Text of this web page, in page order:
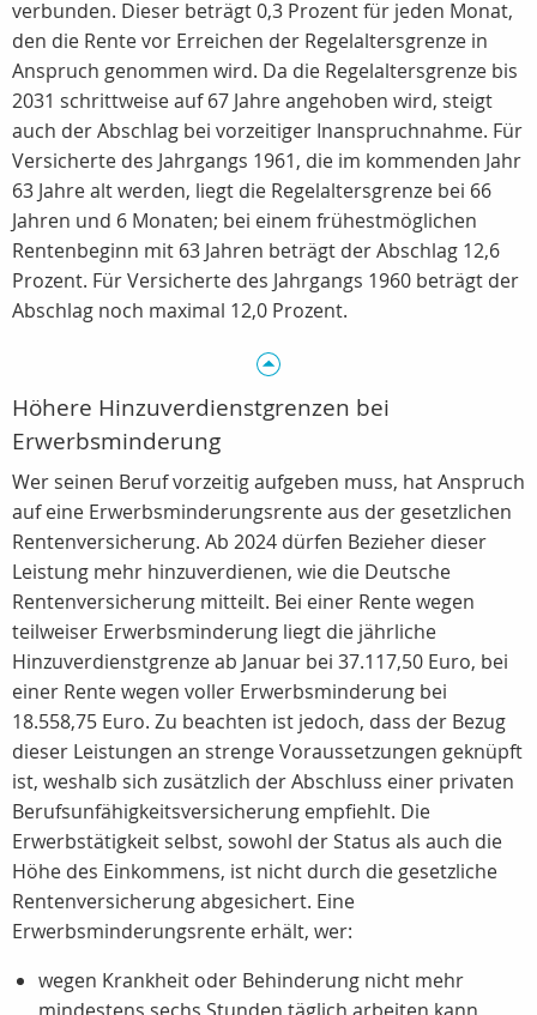
verbunden. Dieser beträgt 0,3 Prozent für jeden Monat,
den die Rente vor Erreichen der Regelaltersgrenze in
Anspruch genommen wird. Da die Regelaltersgrenze bis
2031 schrittweise auf 67 Jahre angehoben wird, steigt
auch der Abschlag bei vorzeitiger Inanspruchnahme. Für
Versicherte des Jahrgangs 1961, die im kommenden Jahr
63 Jahre alt werden, liegt die Regelaltersgrenze bei 66
Jahren und 6 Monaten; bei einem frühestmöglichen
Rentenbeginn mit 63 Jahren beträgt der Abschlag 12,6
Prozent. Für Versicherte des Jahrgangs 1960 beträgt der
Abschlag noch maximal 12,0 Prozent.
Höhere Hinzuverdienstgrenzen bei
Erwerbsminderung
Wer seinen Beruf vorzeitig aufgeben muss, hat Anspruch
auf eine Erwerbsminderungsrente aus der gesetzlichen
Rentenversicherung. Ab 2024 dürfen Bezieher dieser
Leistung mehr hinzuverdienen, wie die Deutsche
Rentenversicherung mitteilt. Bei einer Rente wegen
teilweiser Erwerbsminderung liegt die jährliche
Hinzuverdienstgrenze ab Januar bei 37.117,50 Euro, bei
einer Rente wegen voller Erwerbsminderung bei
18.558,75 Euro. Zu beachten ist jedoch, dass der Bezug
dieser Leistungen an strenge Voraussetzungen geknüpft
ist, weshalb sich zusätzlich der Abschluss einer privaten
Berufsunfähigkeitsversicherung empfiehlt. Die
Erwerbstätigkeit selbst, sowohl der Status als auch die
Höhe des Einkommens, ist nicht durch die gesetzliche
Rentenversicherung abgesichert. Eine
Erwerbsminderungsrente erhält, wer:
wegen Krankheit oder Behinderung nicht mehr